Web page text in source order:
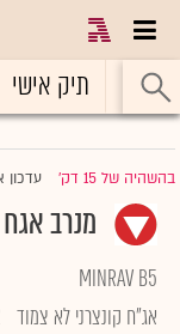
ראשי תיק אישי
בהשהיה של 15 דק' |עדכון
מנרב
MINRAV B5
אג"ח קונצרני לא צמוד